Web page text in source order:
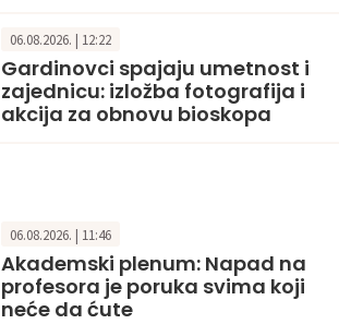
06.08.2026. | 12:22
Gardinovci spajaju umetnost i
zajednicu: izložba fotografija i
akcija za obnovu bioskopa
06.08.2026. | 11:46
Akademski plenum: Napad na
profesora je poruka svima koji
neće da ćute